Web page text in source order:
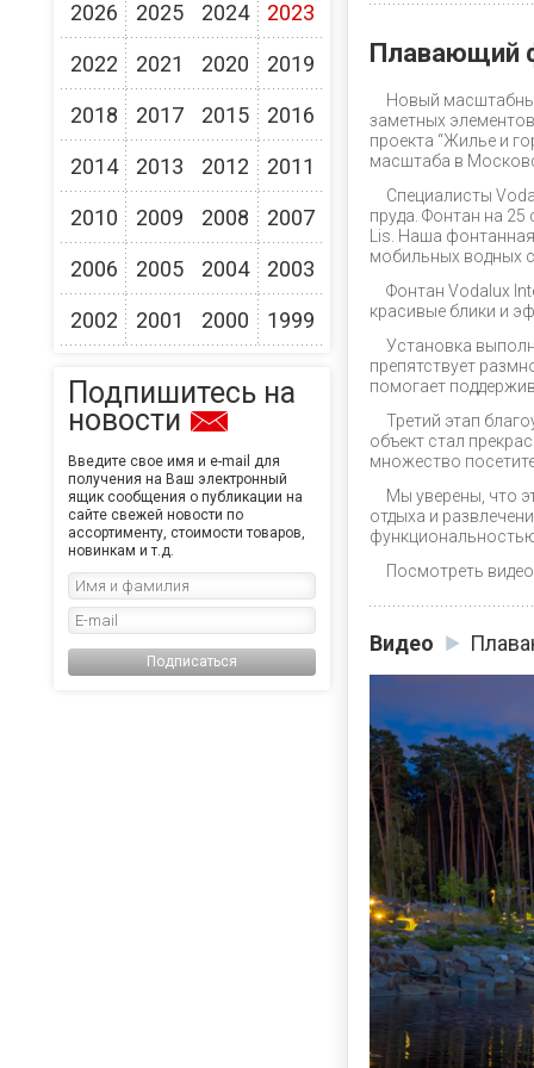
2026
2025 2024 2023
2022 2021 2020 2019
2018 2017 2015 2016
2014 2013 2012 2011
2010 2009 2008 2007
2006 2005 2004 2003
2002 2001 2000 1999
Подпишитесь на
новости
Введите свое имя и e-mail для
получения на Ваш электронный
ящик сообщения о публикации на
сайте свежей новости по
ассортименту, стоимости товаров,
новинкам и т.д.
Подписаться
Плавающий
Новый
заметных
проекта “Жилье и
масштаба в
Специалисты
пруда. Фонтан на 25
Lis. Наша
мобильных водных
Фонтан Vodalux
красивые блики и
Установка
препятствует
помогает
Третий этап
объект стал
множество
Мы уверены, что
отдыха и
Посмотреть
Видео